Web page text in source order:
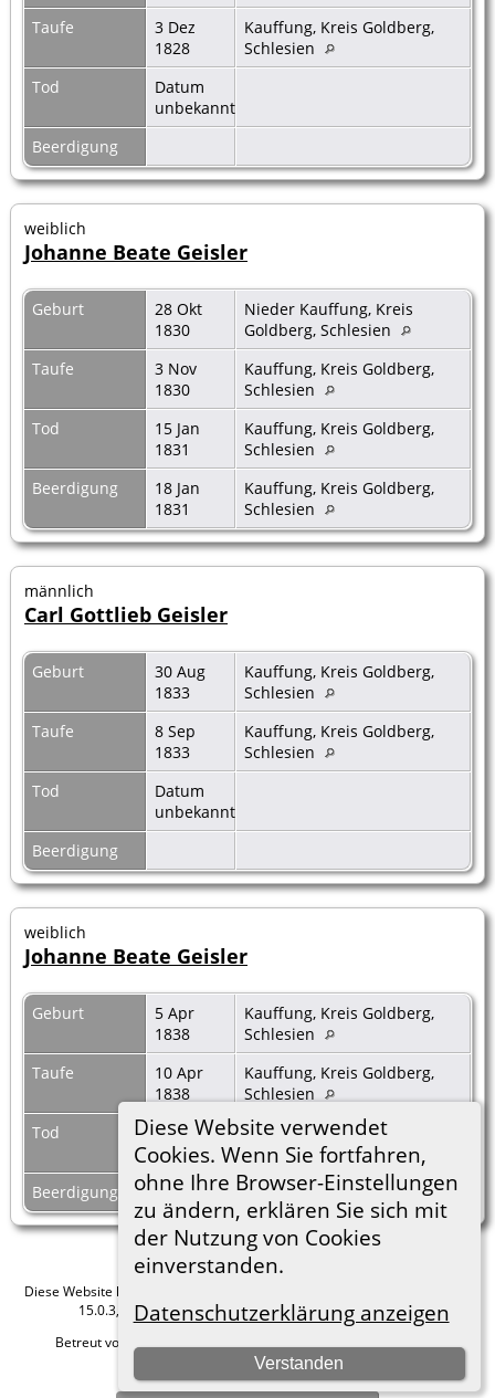
Diese Website verwendet
Cookies. Wenn Sie fortfahren,
ohne Ihre Browser-Einstellungen
zu ändern, erklären Sie sich mit
der Nutzung von Cookies
einverstanden.
Datenschutzerklärung anzeigen
Verstanden
Taufe
3 Dez
1828
Kauffung, Kreis Goldberg,
Schlesien
Tod
Datum
unbekannt
Beerdigung
weiblich
Johanne Beate Geisler
Geburt
28 Okt
1830
Nieder Kauffung, Kreis
Goldberg, Schlesien
Taufe
3 Nov
1830
Kauffung, Kreis Goldberg,
Schlesien
Tod
15 Jan
1831
Kauffung, Kreis Goldberg,
Schlesien
Beerdigung
18 Jan
1831
Kauffung, Kreis Goldberg,
Schlesien
männlich
Carl Gottlieb Geisler
Geburt
30 Aug
1833
Kauffung, Kreis Goldberg,
Schlesien
Taufe
8 Sep
1833
Kauffung, Kreis Goldberg,
Schlesien
Tod
Datum
unbekannt
Beerdigung
weiblich
Johanne Beate Geisler
Geburt
5 Apr
1838
Kauffung, Kreis Goldberg,
Schlesien
Taufe
10 Apr
1838
Kauffung, Kreis Goldberg,
Schlesien
Tod
Datum
unbekannt
Beerdigung
Diese Website läuft mit
15.0.3, programmiert von Darrin Lythgoe © 2001-2026.
Betreut von
Hier geht es zum Impressum